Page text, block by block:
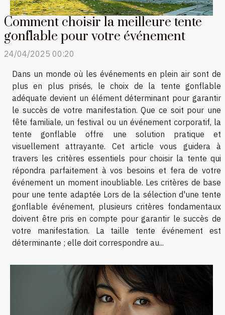
Comment choisir la meilleure tente
gonflable pour votre événement
24/04/2025 00:20
Dans un monde où les événements en plein air sont de
plus en plus prisés, le choix de la tente gonflable
adéquate devient un élément déterminant pour garantir
le succès de votre manifestation. Que ce soit pour une
fête familiale, un festival ou un événement corporatif, la
tente gonflable offre une solution pratique et
visuellement attrayante. Cet article vous guidera à
travers les critères essentiels pour choisir la tente qui
répondra parfaitement à vos besoins et fera de votre
événement un moment inoubliable. Les critères de base
pour une tente adaptée Lors de la sélection d'une tente
gonflable événement, plusieurs critères fondamentaux
doivent être pris en compte pour garantir le succès de
votre manifestation. La taille tente événement est
déterminante ; elle doit correspondre au...